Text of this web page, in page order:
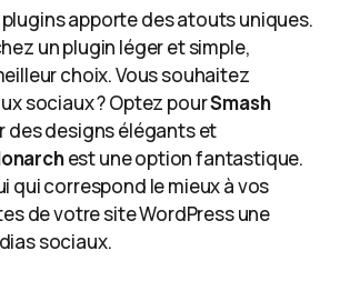
apporte des atouts uniques.
un plugin léger et simple,
choix. Vous souhaitez
sociaux ? Optez pourSmash
des designs élégants et
est une option fantastique.
qui correspond le mieux à vos
de votre site WordPress une
sociaux.